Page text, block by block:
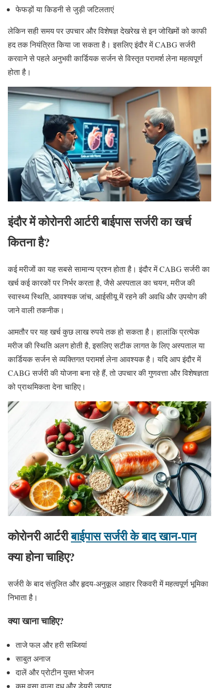
फेफड़ों या किडनी से जुड़ी जटिलताएं
लेकिन सही समय पर उपचार और विशेषज्ञ देखरेख से इन जोखिमों को काफी
हद तक नियंत्रित किया जा सकता है। इसलिए इंदौर में CABG सर्जरी
करवाने से पहले अनुभवी कार्डियक सर्जन से विस्तृत परामर्श लेना महत्वपूर्ण
होता है।
इंदौर में कोरोनरी आर्टरी बाईपास सर्जरी का खर्च
कितना है?
कई मरीजों का यह सबसे सामान्य प्रश्न होता है। इंदौर में CABG सर्जरी का
खर्च कई कारकों पर निर्भर करता है, जैसे अस्पताल का चयन, मरीज की
स्वास्थ्य स्थिति, आवश्यक जांच, आईसीयू में रहने की अवधि और उपयोग की
जाने वाली तकनीक।
आमतौर पर यह खर्च कुछ लाख रुपये तक हो सकता है। हालांकि प्रत्येक
मरीज की स्थिति अलग होती है, इसलिए सटीक लागत के लिए अस्पताल या
कार्डियक सर्जन से व्यक्तिगत परामर्श लेना आवश्यक है। यदि आप इंदौर में
CABG सर्जरी की योजना बना रहे हैं, तो उपचार की गुणवत्ता और विशेषज्ञता
को प्राथमिकता देना चाहिए।
कोरोनरी आर्टरीबाईपास सर्जरी के बाद खान-पान
क्या होना चाहिए?
सर्जरी के बाद संतुलित और हृदय-अनुकूल आहार रिकवरी में महत्वपूर्ण भूमिका
निभाता है।
क्या खाना चाहिए?
ताजे फल और हरी सब्जियां
साबुत अनाज
दालें और प्रोटीन युक्त भोजन
कम वसा वाला दूध और डेयरी उत्पाद